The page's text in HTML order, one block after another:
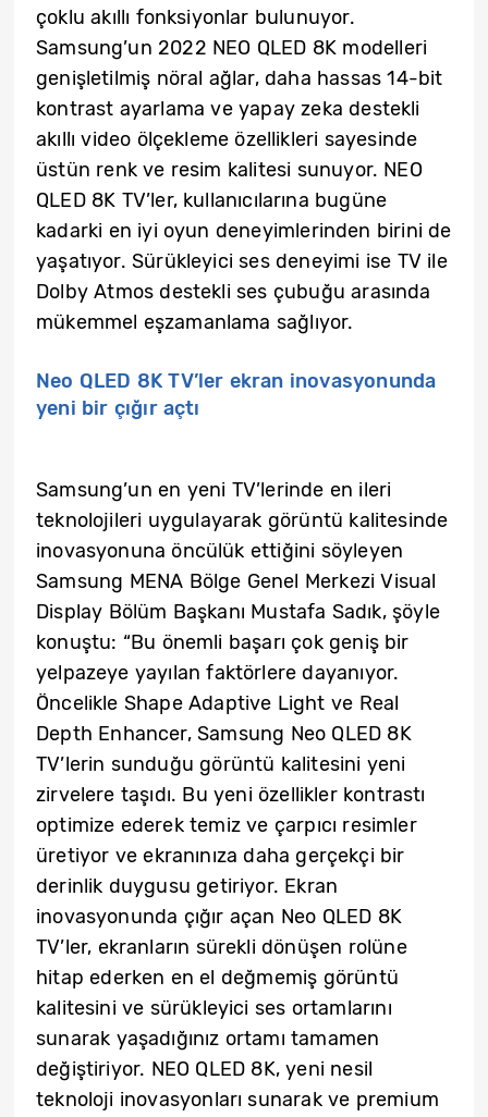
çoklu akıllı fonksiyonlar bulunuyor.
Samsung’un 2022 NEO QLED 8K modelleri
genişletilmiş nöral ağlar, daha hassas 14-bit
kontrast ayarlama ve yapay zeka destekli
akıllı video ölçekleme özellikleri sayesinde
üstün renk ve resim kalitesi sunuyor. NEO
QLED 8K TV’ler, kullanıcılarına bugüne
kadarki en iyi oyun deneyimlerinden birini de
yaşatıyor. Sürükleyici ses deneyimi ise TV ile
Dolby Atmos destekli ses çubuğu arasında
mükemmel eşzamanlama sağlıyor.
Neo QLED 8K TV’ler ekran inovasyonunda
yeni bir çığır açtı
Samsung’un en yeni TV’lerinde en ileri
teknolojileri uygulayarak görüntü kalitesinde
inovasyonuna öncülük ettiğini söyleyen
Samsung MENA Bölge Genel Merkezi Visual
Display Bölüm Başkanı Mustafa Sadık, şöyle
konuştu: “Bu önemli başarı çok geniş bir
yelpazeye yayılan faktörlere dayanıyor.
Öncelikle Shape Adaptive Light ve Real
Depth Enhancer, Samsung Neo QLED 8K
TV’lerin sunduğu görüntü kalitesini yeni
zirvelere taşıdı. Bu yeni özellikler kontrastı
optimize ederek temiz ve çarpıcı resimler
üretiyor ve ekranınıza daha gerçekçi bir
derinlik duygusu getiriyor. Ekran
inovasyonunda çığır açan Neo QLED 8K
TV’ler, ekranların sürekli dönüşen rolüne
hitap ederken en el değmemiş görüntü
kalitesini ve sürükleyici ses ortamlarını
sunarak yaşadığınız ortamı tamamen
değiştiriyor. NEO QLED 8K, yeni nesil
teknoloji inovasyonları sunarak ve premium